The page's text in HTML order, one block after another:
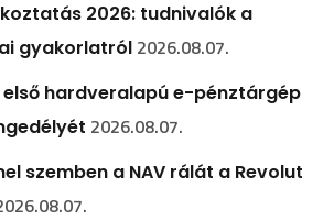
2026: tudnivalók a
gyakorlatról 2026.08.07.
első hardveralapú e-pénztárgép
2026.08.07.
szemben a NAV rálát a Revolut